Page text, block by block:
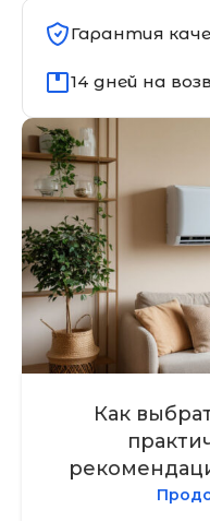
Гарантия
14 дней на
Как